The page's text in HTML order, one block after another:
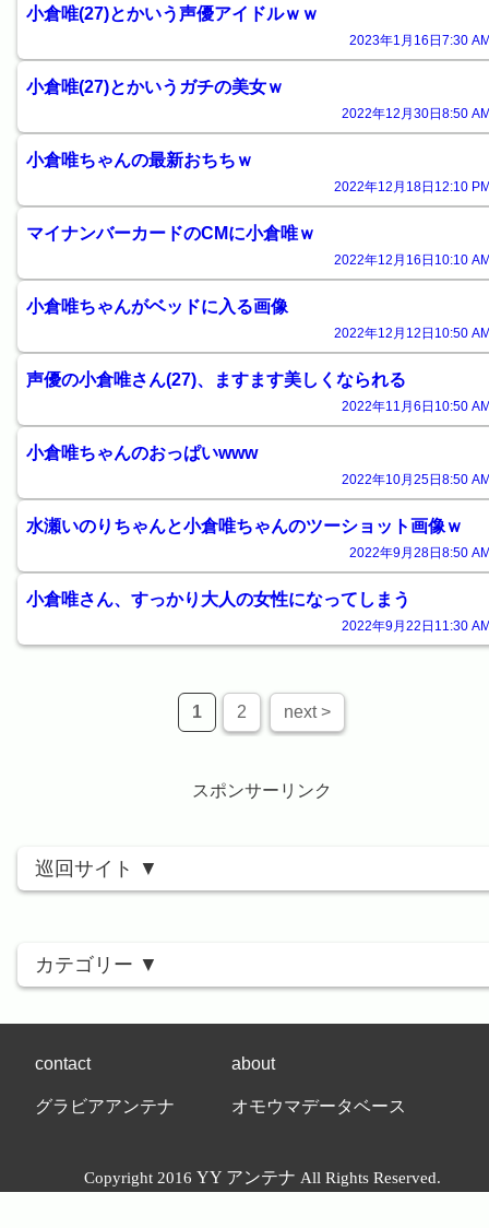
小倉唯(27)とかいう声優アイドルｗｗ
2023年1月16日7:30
小倉唯(27)とかいうガチの美女ｗ
2022年12月30日8:50
小倉唯ちゃんの最新おちちｗ
2022年12月18日12:10
マイナンバーカードのCMに小倉唯ｗ
2022年12月16日10:10
小倉唯ちゃんがベッドに入る画像
2022年12月12日10:50
声優の小倉唯さん(27)、ますます美しくなられる
2022年11月6日10:50
小倉唯ちゃんのおっぱいwww
2022年10月25日8:50
水瀬いのりちゃんと小倉唯ちゃんのツーショット画像ｗ
2022年9月28日8:50
小倉唯さん、すっかり大人の女性になってしまう
2022年9月22日11:30
1 2 next >
スポンサーリンク
巡回サイト
カテゴリー
contact about
グラビアアンテナ オモウマデータベース
Copyright 2016 YY アンテナ All Rights Reserved.